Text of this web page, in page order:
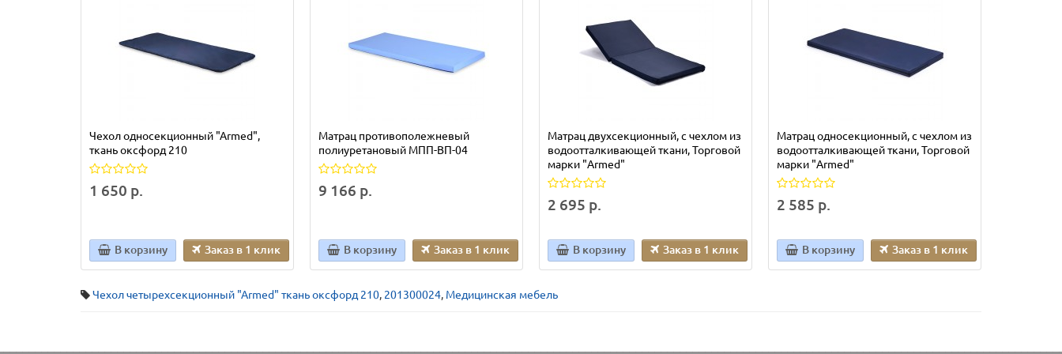
Чехол односекционный "Аrmed",
ткань оксфорд 210
1 650 р.
В корзину Заказ в 1 клик
Матрац противополежневый
полиуретановый МПП-ВП-04
9 166 р.
В корзину Заказ в 1 клик
Матрац двухсекционный, с чехлом из
водоотталкивающей ткани, Торговой
марки "Armed"
2 695 р.
В корзину Заказ в 1 клик
Матрац односекционный, с чехлом из
водоотталкивающей ткани, Торговой
марки "Armed"
2 585 р.
В корзину Заказ в 1 клик
Чехол четырехсекционный "Аrmed" ткань оксфорд 210, 201300024, Медицинская мебель